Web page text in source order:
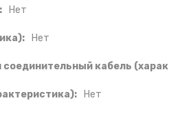
Нет
Нет
кабель
Нет